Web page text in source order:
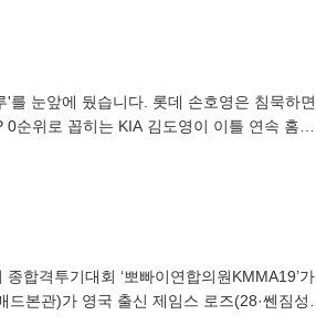
눈앞에 뒀습니다. 롯데 손호영은 침묵하면
순위로 꼽히는 KIA 김도영이 이틀 연속 홈런
합격투기대회 ‘뽀빠이연합의원KMMA19’가
본관)가 영국 출신 제임스 로즈(28·쎈짐성